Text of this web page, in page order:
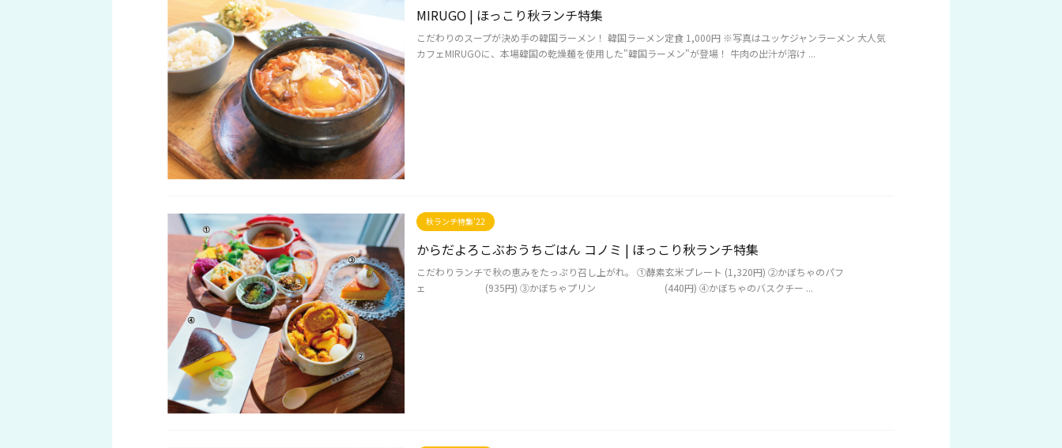
MIRUGO | ほっこり秋ランチ特集
こだわりのスープが決め手の韓国ラーメン！ 韓国ラーメン定食 1,000円 ※写真はユッケジャンラーメン 大人気
カフェMIRUGOに、本場韓国の乾燥麺を使用した"韓国ラーメン"が登場！ 牛肉の出汁が溶け ...
秋ランチ特集'22
からだよろこぶおうちごはん コノミ | ほっこり秋ランチ特集
こだわりランチで秋の恵みをたっぷり召し上がれ。 ①酵素玄米プレート (1,320円) ②かぼちゃのパフ
ェ (935円) ➂かぼちゃプリン (440円) ④かぼちゃのバスクチー ...